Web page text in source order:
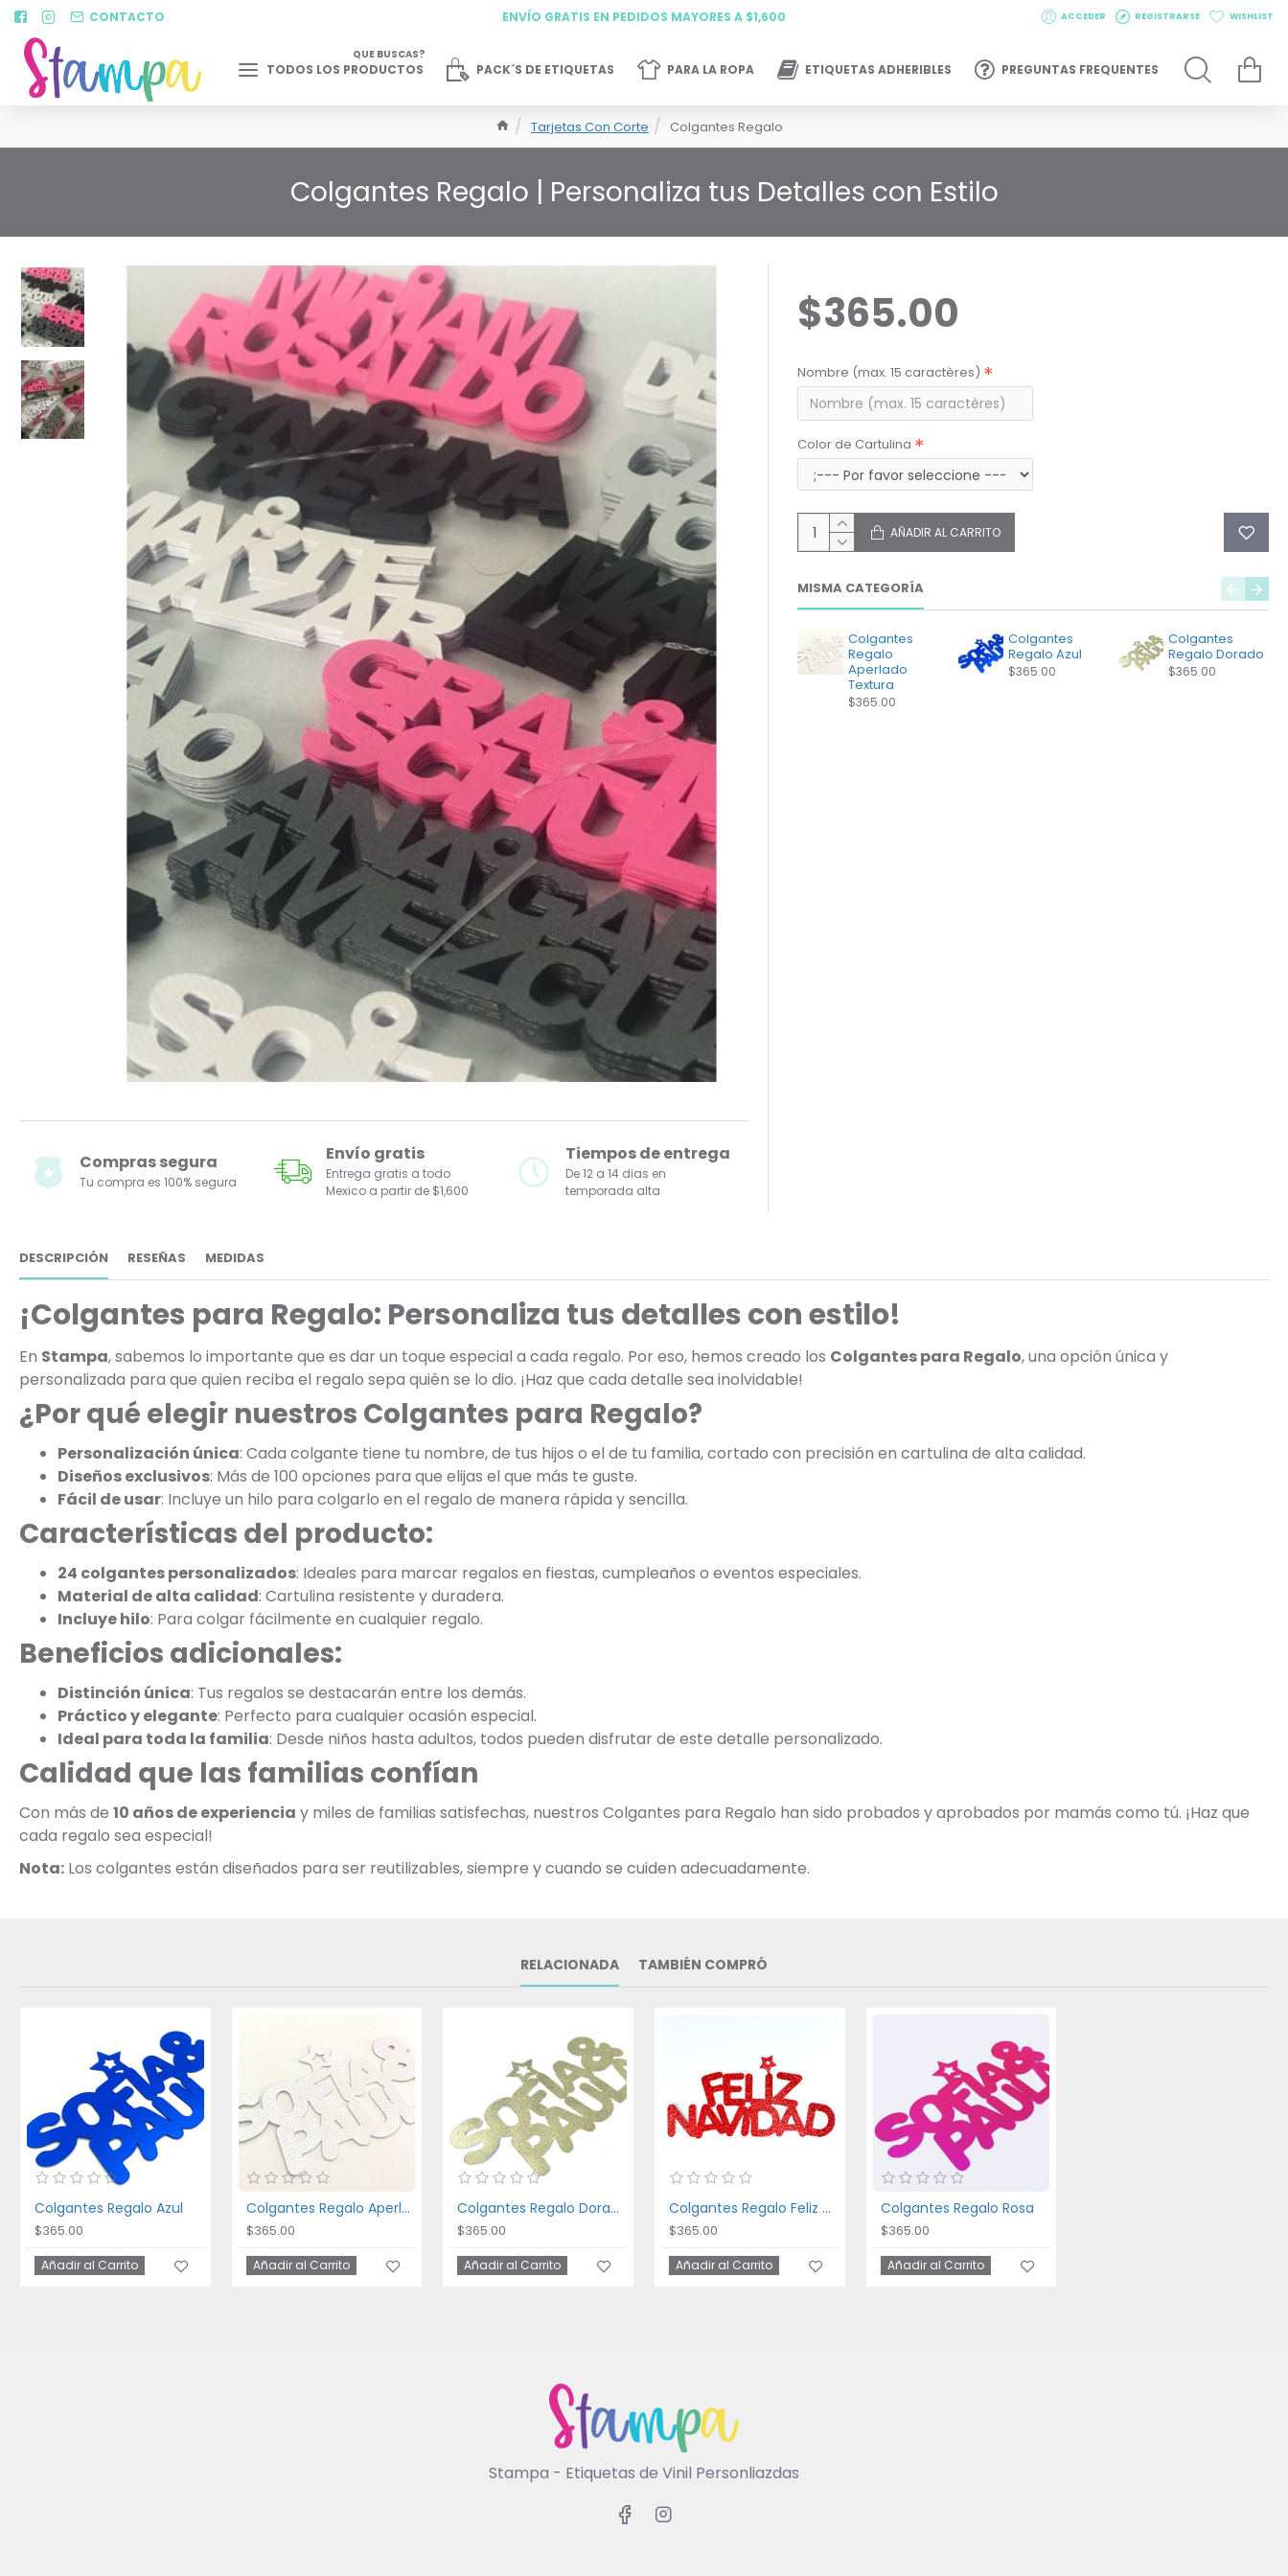
CONTACTO ENVÍO GRATIS EN PEDIDOS MAYORES A $1,600 ACCEDER REGISTRARSE WISHLIST
TODOS LOS PRODUCTOS
QUE BUSCAS?
PACK´S DE ETIQUETAS PARA LA ROPA ETIQUETAS ADHERIBLES PREGUNTAS FREQUENTES
Tarjetas Con Corte Colgantes Regalo
Colgantes Regalo | Personaliza tus Detalles con Estilo
Compras segura
Tu compra es 100% segura
Envío gratis
Entrega gratis a todo
Mexico a partir de $1,600
Tiempos de entrega
De 12 a 14 dias en
temporada alta
$365.00
Nombre (max. 15 caractères)
Color de Cartulina
AÑADIR AL CARRITO
MISMA CATEGORÍA
Colgantes
Regalo
Aperlado
Textura
$365.00
Colgantes
Regalo Azul
$365.00
Colgantes
Regalo Dorado
$365.00
DESCRIPCIÓN RESEÑAS MEDIDAS
¡Colgantes para Regalo: Personaliza tus detalles con estilo!
En Stampa, sabemos lo importante que es dar un toque especial a cada regalo. Por eso, hemos creado los Colgantes para Regalo, una opción única y
personalizada para que quien reciba el regalo sepa quién se lo dio. ¡Haz que cada detalle sea inolvidable!
¿Por qué elegir nuestros Colgantes para Regalo?
Personalización única: Cada colgante tiene tu nombre, de tus hijos o el de tu familia, cortado con precisión en cartulina de alta calidad.
Diseños exclusivos: Más de 100 opciones para que elijas el que más te guste.
Fácil de usar: Incluye un hilo para colgarlo en el regalo de manera rápida y sencilla.
Características del producto:
24 colgantes personalizados: Ideales para marcar regalos en fiestas, cumpleaños o eventos especiales.
Material de alta calidad: Cartulina resistente y duradera.
Incluye hilo: Para colgar fácilmente en cualquier regalo.
Beneficios adicionales:
Distinción única: Tus regalos se destacarán entre los demás.
Práctico y elegante: Perfecto para cualquier ocasión especial.
Ideal para toda la familia: Desde niños hasta adultos, todos pueden disfrutar de este detalle personalizado.
Calidad que las familias confían
Con más de 10 años de experiencia y miles de familias satisfechas, nuestros Colgantes para Regalo han sido probados y aprobados por mamás como tú. ¡Haz que
cada regalo sea especial!
Nota: Los colgantes están diseñados para ser reutilizables, siempre y cuando se cuiden adecuadamente.
RELACIONADA TAMBIÉN COMPRÓ
Colgantes Regalo Azul
$365.00
Añadir al Carrito
Colgantes Regalo Aperlado Textura
$365.00
Añadir al Carrito
Colgantes Regalo Dorado
$365.00
Añadir al Carrito
Colgantes Regalo Feliz Navidad
$365.00
Añadir al Carrito
Colgantes Regalo Rosa
$365.00
Añadir al Carrito
Stampa - Etiquetas de Vinil Personliazdas